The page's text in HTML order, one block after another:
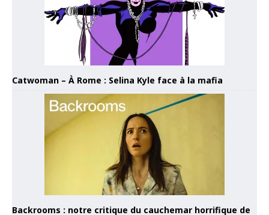
Catwoman – À Rome : Selina Kyle face à la mafia
Backrooms : notre critique du cauchemar horrifique de